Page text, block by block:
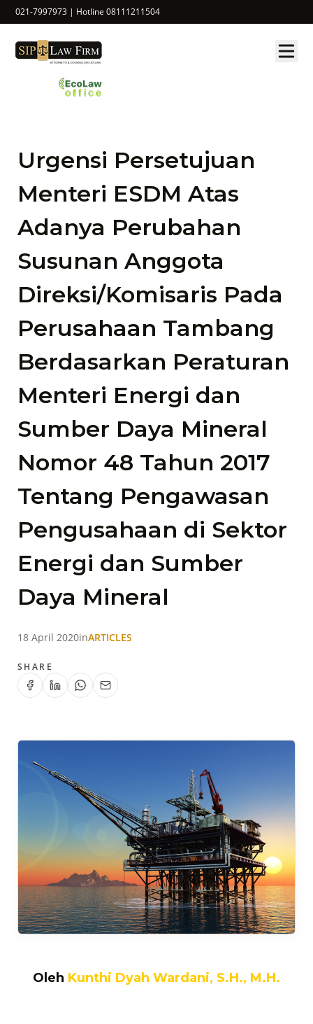
021-7997973 | Hotline 08111211504
Urgensi Persetujuan
Menteri ESDM Atas
Adanya Perubahan
Susunan Anggota
Direksi/Komisaris Pada
Perusahaan Tambang
Berdasarkan Peraturan
Menteri Energi dan
Sumber Daya Mineral
Nomor 48 Tahun 2017
Tentang Pengawasan
Pengusahaan di Sektor
Energi dan Sumber
Daya Mineral
18 April 2020inARTICLES
SHARE
Oleh Kunthi Dyah Wardani, S.H., M.H.